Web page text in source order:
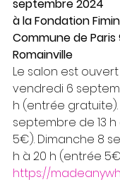
septembre 2024
à la Fondation
Commune de Paris
Romainville
Le salon est
vendredi 6
h (entrée gratuite).
septembre de 13
5€). Dimanche 8
h à 20 h (entrée
https://